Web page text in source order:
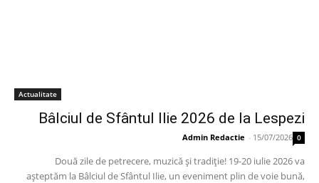
Actualitate
Bâlciul de Sfântul Ilie 2026 de la Lespezi
Admin Redactie - 15/07/2026 0
Două zile de petrecere, muzică și tradiție! 19-20 iulie 2026 va
așteptăm la Bâlciul de Sfântul Ilie, un eveniment plin de voie bună,